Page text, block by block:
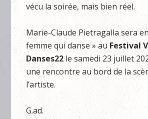
vécu la soirée, mais bien réel.
Marie-Claude Pietragalla sera
femme qui danse » auFestival
Danses22 le samedi 23 juillet
une rencontre au bord de la
l’artiste.
G.ad.